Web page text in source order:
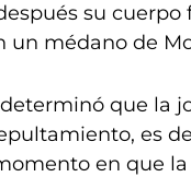
su cuerpo
un médano de
que la
es
en que